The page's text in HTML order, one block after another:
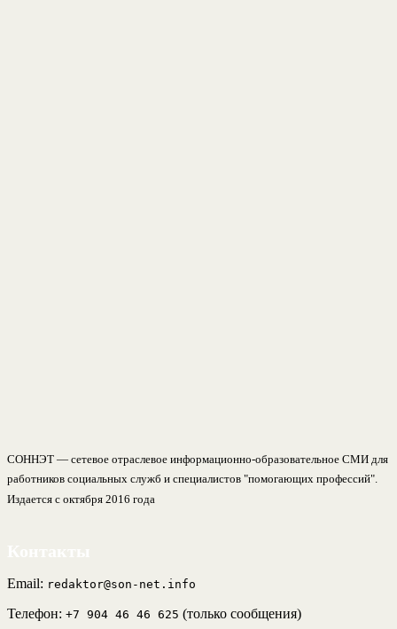
СОННЭТ — сетевое отраслевое информационно-образовательное СМИ для
работников социальных служб и специалистов "помогающих профессий".
Издается с октября 2016 года
Email: redaktor@son-net.info
Телефон: +7 904 46 46 625 (только сообщения)